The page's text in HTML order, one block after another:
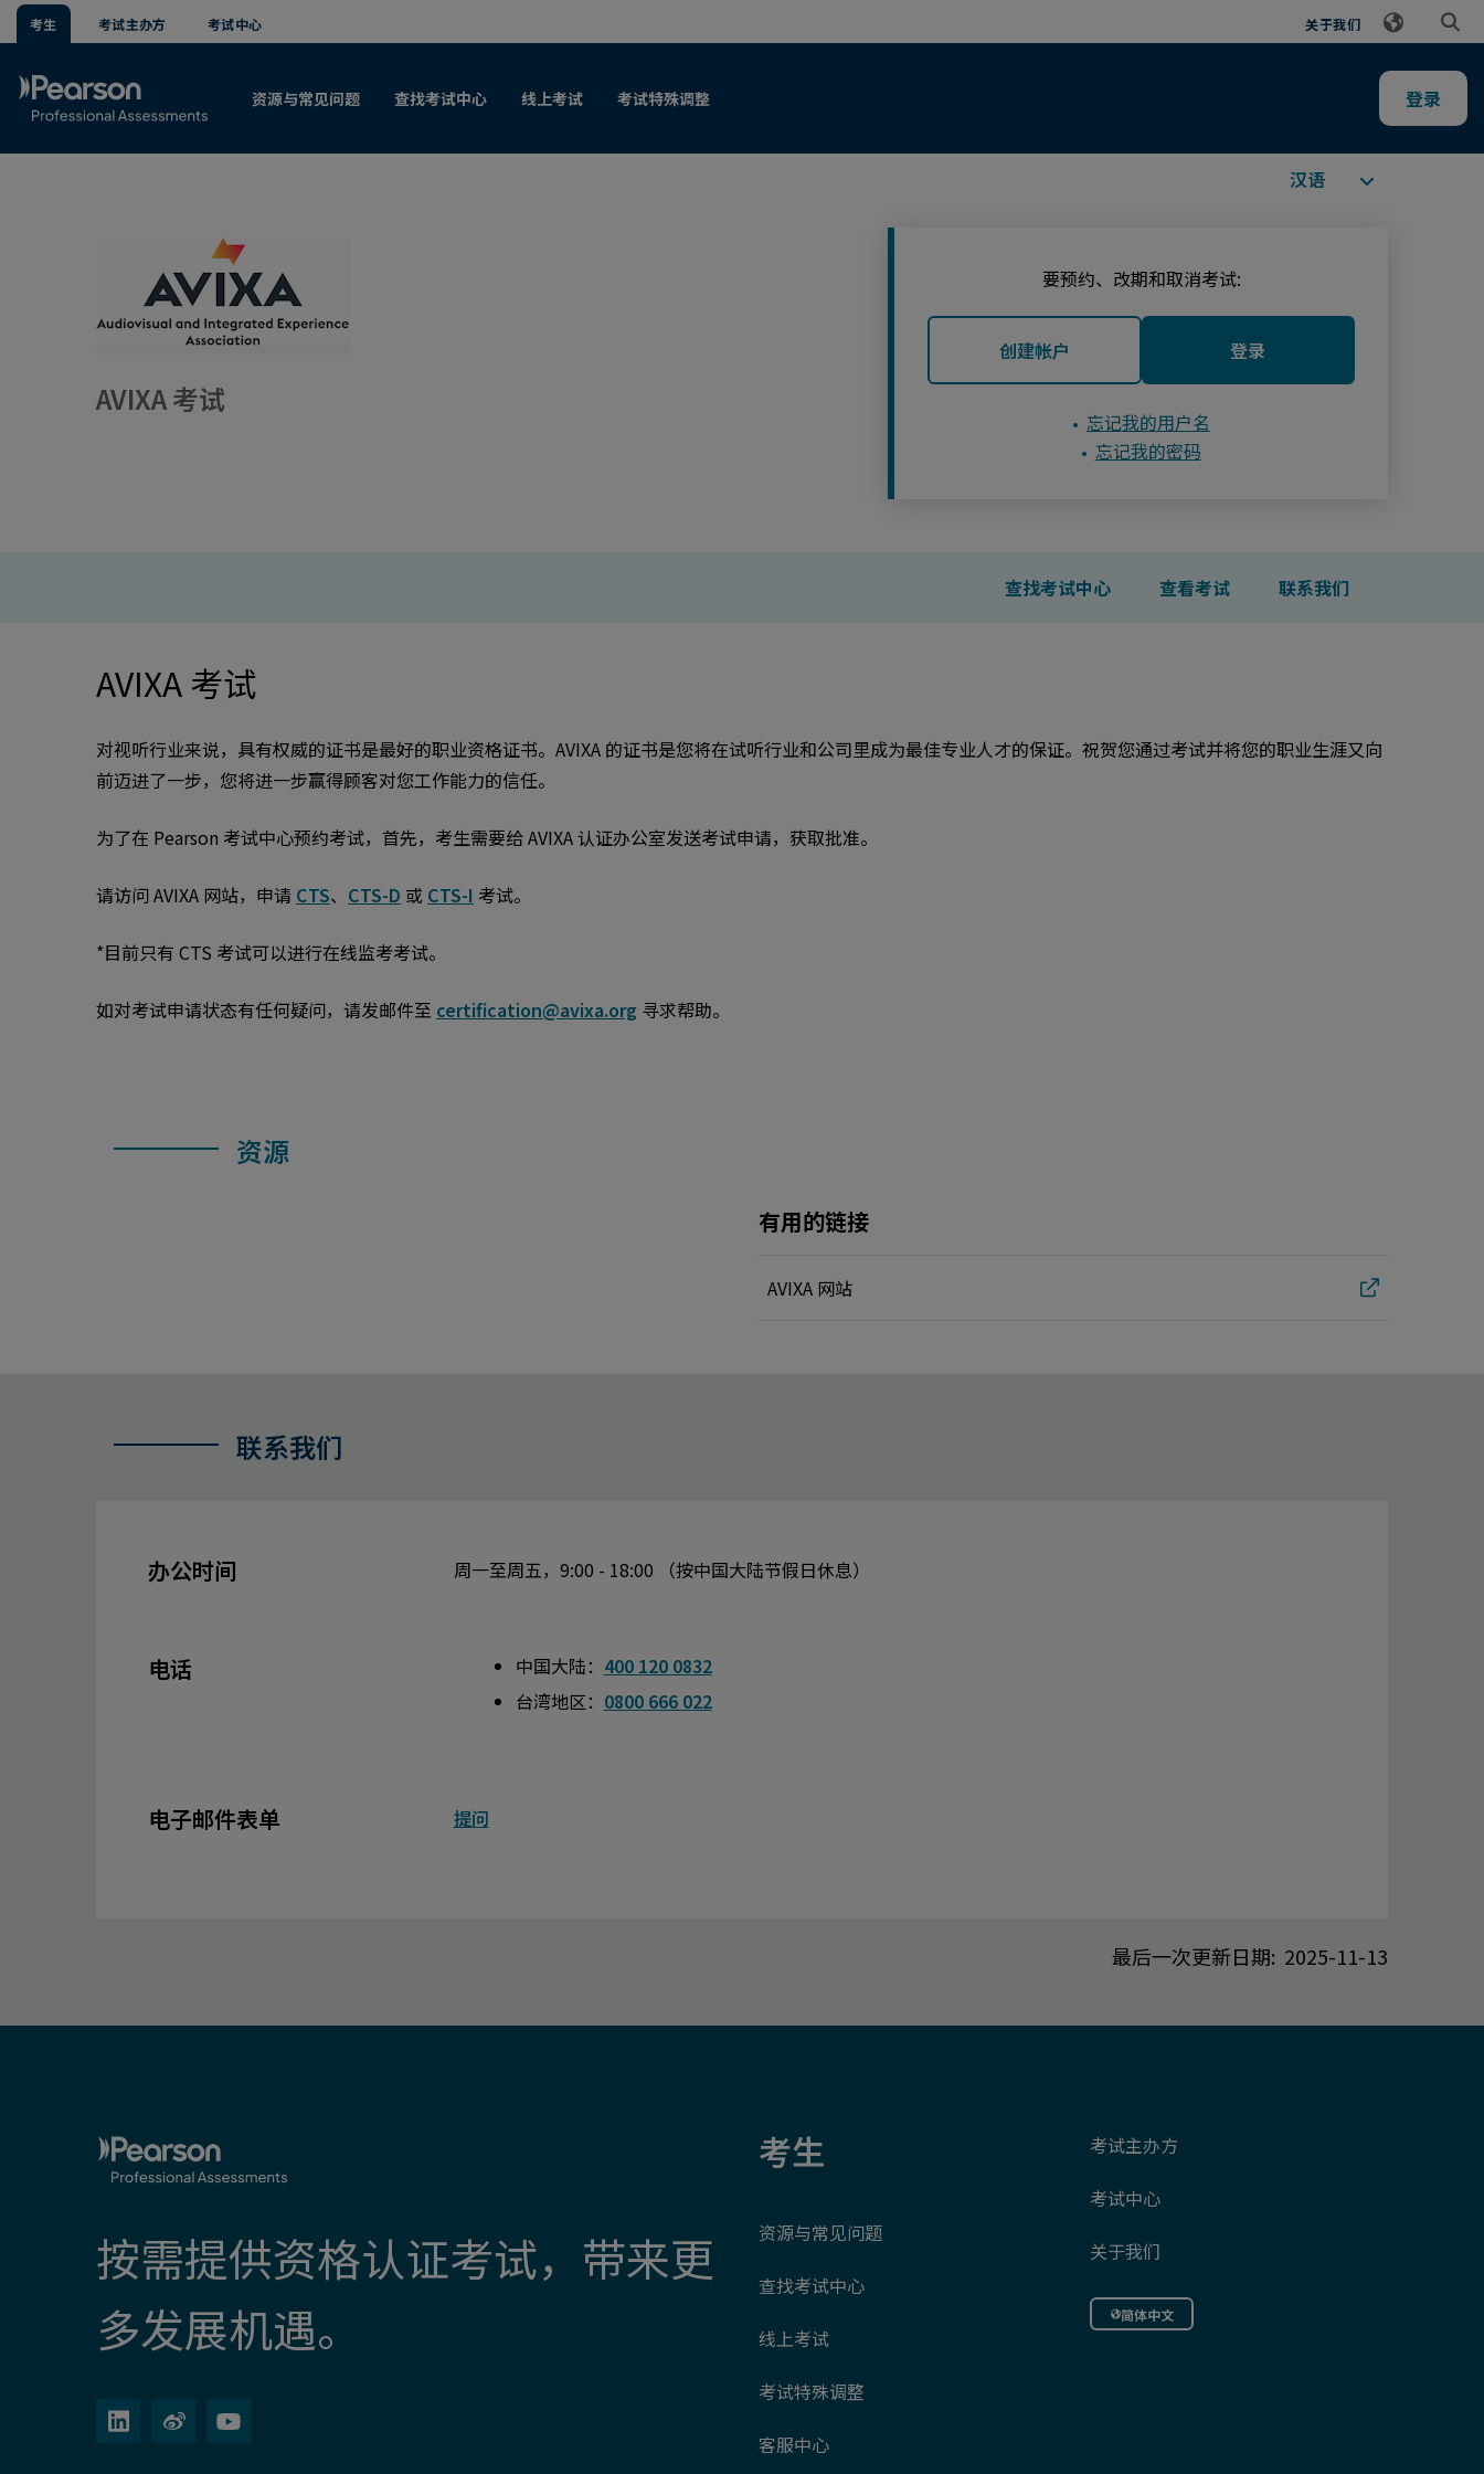
考生 考试主办方 考试中心 关于我们
资源与常见问题 查找考试中心 线上考试 考试特殊调整 登录
AVIXA 考试
可用语言
要预约、改期和取消考试:
创建帐户 登录
忘记我的用户名
忘记我的密码
查找考试中心 查看考试 联系我们
AVIXA 考试
对视听行业来说，具有权威的证书是最好的职业资格证书。AVIXA 的证书是您将在试听行业和公司里成为最佳专业人才的保证。祝贺您通过考试并将您的职业生涯又向
前迈进了一步，您将进一步赢得顾客对您工作能力的信任。
为了在 Pearson 考试中心预约考试，首先，考生需要给 AVIXA 认证办公室发送考试申请，获取批准。
请访问 AVIXA 网站，申请 CTS、 CTS-D 或 CTS-I 考试。
*目前只有 CTS 考试可以进行在线监考考试。
如对考试申请状态有任何疑问，请发邮件至 certification@avixa.org 寻求帮助。
资源
有用的链接
AVIXA 网站
联系我们
办公时间 周一至周五，9:00 - 18:00 （按中国大陆节假日休息）
电话 中国大陆： 400 120 0832
台湾地区： 0800 666 022
电子邮件表单 提问
最后一次更新日期: 2025-11-13
按需提供资格认证考试，带来更
多发展机遇。
考生
资源与常见问题
查找考试中心
线上考试
考试特殊调整
客服中心
考试主办方
考试中心
关于我们
简体中文